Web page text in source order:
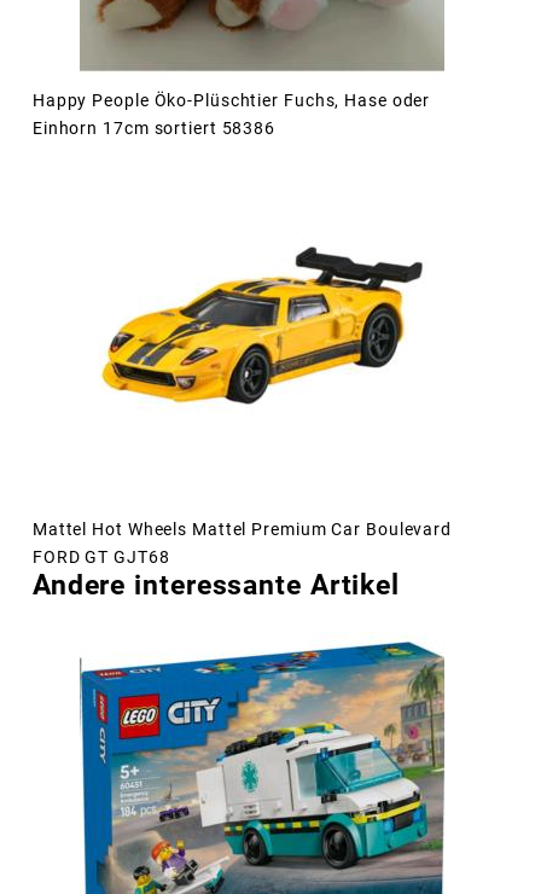
Happy People Öko-Plüschtier Fuchs, Hase oder
Einhorn 17cm sortiert 58386
Mattel Hot Wheels Mattel Premium Car Boulevard
FORD GT GJT68
Andere interessante Artikel